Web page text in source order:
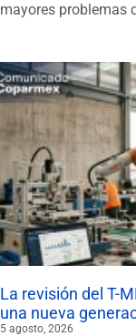
mayores problemas
La revisión del T-
una nueva
5 agosto, 2026